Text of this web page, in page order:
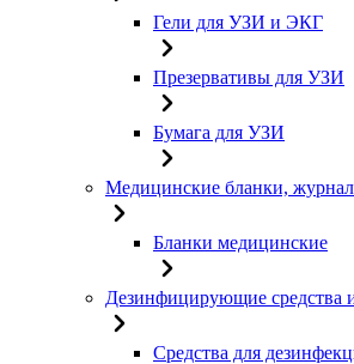
Гели для УЗИ и ЭКГ
Презервативы для УЗИ
Бумага для УЗИ
Медицинские бланки,
Бланки медицинские
Дезинфицирующие средства
Средства для